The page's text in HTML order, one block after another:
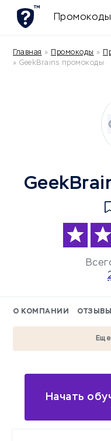
Промокоды
Главная » Промокоды »
» GeekBrains промокоды
О КОМПАНИИ ОТЗЫВЫ
Еще
Начать